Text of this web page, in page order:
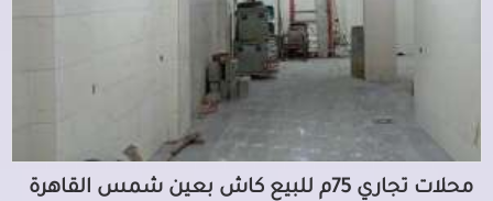
محلات تجاري 75م للبيع كاش بعين شمس القاهرة